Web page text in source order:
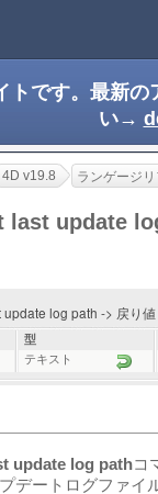
です。最新
い→
4D v19.8 ランゲージ
last update
update log path -> 戻り値
型
テキスト
update log pathコ
デートログファイ